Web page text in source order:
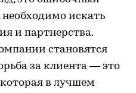
необходимо искать
и партнерства.
становятся
за клиента — это
в лучшем